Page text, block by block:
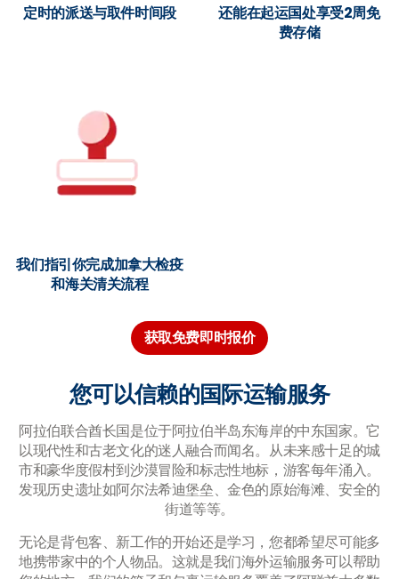
定时的派送与取件时间段
还能在起运国处享受2周免
费存储
我们指引你完成加拿大检疫
和海关清关流程
获取免费即时报价
您可以信赖的国际运输服务
阿拉伯联合酋长国是位于阿拉伯半岛东海岸的中东国家。它
以现代性和古老文化的迷人融合而闻名。从未来感十足的城
市和豪华度假村到沙漠冒险和标志性地标，游客每年涌入。
发现历史遗址如阿尔法希迪堡垒、金色的原始海滩、安全的
街道等等。
无论是背包客、新工作的开始还是学习，您都希望尽可能多
地携带家中的个人物品。这就是我们海外运输服务可以帮助